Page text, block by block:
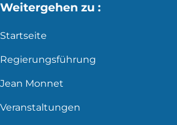
Weitergehen zu :
Startseite
Regierungsführung
Jean Monnet
Veranstaltungen